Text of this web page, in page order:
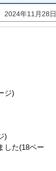
2024年11月28日
ジ)
)
した(18ペー